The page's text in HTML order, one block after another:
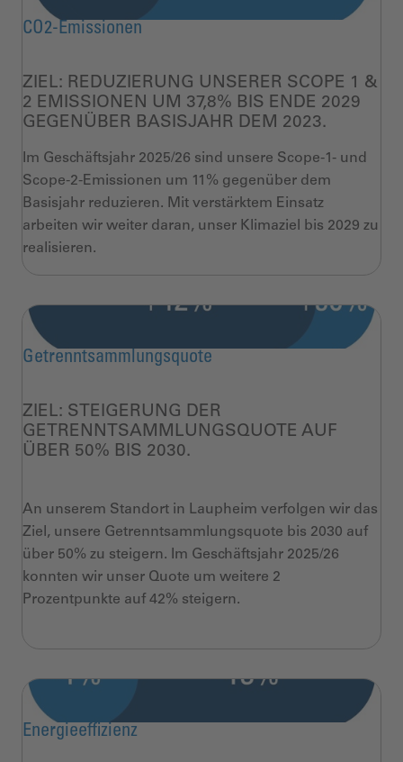
CO2-Emissionen
ZIEL: REDUZIERUNG UNSERER SCOPE 1 &
2 EMISSIONEN UM 37,8% BIS ENDE 2029
GEGENÜBER BASISJAHR DEM 2023.
Im Geschäftsjahr 2025/26 sind unsere Scope-1- und
Scope-2-Emissionen um 11% gegenüber dem
Basisjahr reduzieren. Mit verstärktem Einsatz
arbeiten wir weiter daran, unser Klimaziel bis 2029 zu
realisieren.
Getrenntsammlungsquote
ZIEL: STEIGERUNG DER
GETRENNTSAMMLUNGSQUOTE AUF
ÜBER 50% BIS 2030.
An unserem Standort in Laupheim verfolgen wir das
Ziel, unsere Getrenntsammlungsquote bis 2030 auf
über 50% zu steigern. Im Geschäftsjahr 2025/26
konnten wir unser Quote um weitere 2
Prozentpunkte auf 42% steigern.
Energieeffizienz